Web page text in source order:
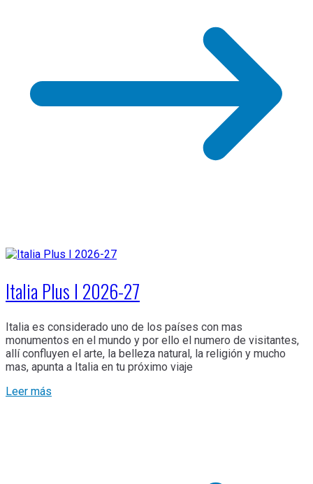
Italia Plus I 2026-27
Italia es considerado uno de los países con mas
monumentos en el mundo y por ello el numero de visitantes,
allí confluyen el arte, la belleza natural, la religión y mucho
mas, apunta a Italia en tu próximo viaje
Leer más